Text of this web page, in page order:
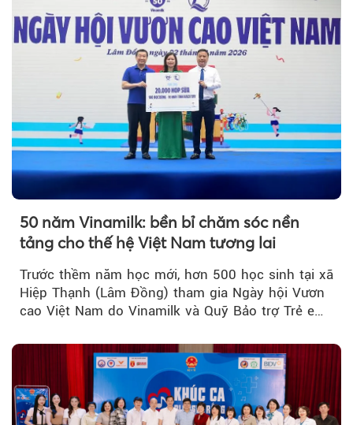
50 năm Vinamilk: bền bỉ chăm sóc nền
tảng cho thế hệ Việt Nam tương lai
Trước thềm năm học mới, hơn 500 học sinh tại xã
Hiệp Thạnh (Lâm Đồng) tham gia Ngày hội Vươn
cao Việt Nam do Vinamilk và Quỹ Bảo trợ Trẻ em